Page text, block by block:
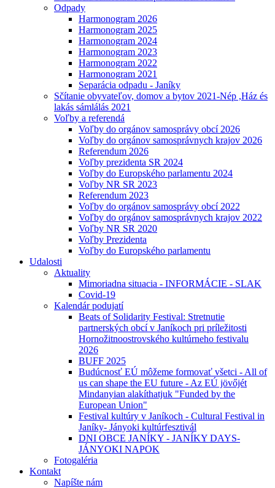
Odpady
Harmonogram 2026
Harmonogram 2025
Harmonogram 2024
Harmonogram 2023
Harmonogram 2022
Harmonogram 2021
Separácia odpadu - Janíky
Sčítanie obyvateľov, domov a bytov 2021-Nép ,Ház és
lakás sámlálás 2021
Voľby a referendá
Voľby do orgánov samosprávy obcí 2026
Voľby do orgánov samosprávnych krajov 2026
Referendum 2026
Voľby prezidenta SR 2024
Voľby do Europského parlamentu 2024
Voľby NR SR 2023
Referendum 2023
Voľby do orgánov samosprávy obcí 2022
Voľby do orgánov samosprávnych krajov 2022
Voľby NR SR 2020
Voľby Prezidenta
Voľby do Europského parlamentu
Udalosti
Aktuality
Mimoriadna situacia - INFORMÁCIE - SLAK
Covid-19
Kalendár podujatí
Beats of Solidarity Festival: Stretnutie
partnerských obcí v Janíkoch pri príležitosti
Hornožitnoostrovského kultúrneho festivalu
2026
BUFF 2025
Budúcnosť EÚ môžeme formovať všetci - All of
us can shape the EU future - Az EÚ jövőjét
Mindanyian alakíthatjuk "Funded by the
European Union"
Festival kultúry v Janíkoch - Cultural Festival in
Janíky- Jányoki kultúrfesztivál
DNI OBCE JANÍKY - JANÍKY DAYS-
JÁNYOKI NAPOK
Fotogaléria
Kontakt
Napíšte nám